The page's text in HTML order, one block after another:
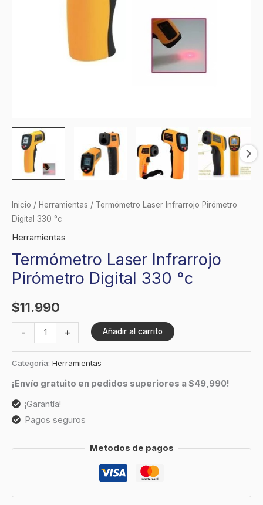
Inicio / Herramientas / Termómetro Laser Infrarrojo Pirómetro
Digital 330 °c
Herramientas
Termómetro Laser Infrarrojo
Pirómetro Digital 330 °c
$11.990
- + Añadir al carrito
Categoría: Herramientas
¡Envío gratuito en pedidos superiores a $49,990!
¡Garantía!
Pagos seguros
Metodos de pagos